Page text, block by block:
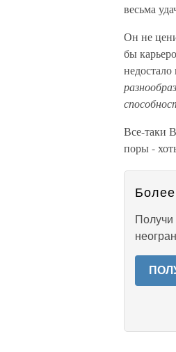
весьма
Он не
бы
Все-таки
поры -
Более
Получи